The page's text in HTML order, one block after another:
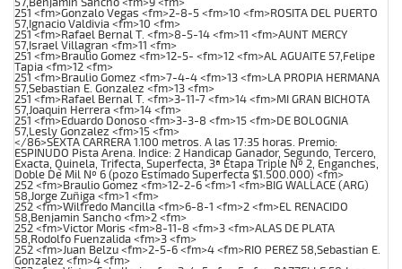
251 <fm>Gonzalo Vegas <fm>2-8-5 <fm>10 <fm>ROSITA DEL PUERTO
57,Ignacio Valdivia <fm>10 <fm>
251 <fm>Rafael Bernal T. <fm>8-5-14 <fm>11 <fm>AUNT MERCY
57,Israel Villagran <fm>11 <fm>
251 <fm>Braulio Gomez <fm>12-5- <fm>12 <fm>AL AGUAITE 57,Felipe
Tapia <fm>12 <fm>
251 <fm>Braulio Gomez <fm>7-4-4 <fm>13 <fm>LA PROPIA HERMANA
57,Sebastian E. Gonzalez <fm>13 <fm>
251 <fm>Rafael Bernal T. <fm>3-11-7 <fm>14 <fm>MI GRAN BICHOTA
57,Joaquin Herrera <fm>14 <fm>
251 <fm>Eduardo Donoso <fm>3-3-8 <fm>15 <fm>DE BOLOGNIA
57,Lesly Gonzalez <fm>15 <fm>
</86>SEXTA CARRERA 1.100 metros. A las 17:35 horas. Premio:
ESPINUDO Pista Arena. Indice: 2 Handicap Ganador, Segundo, Tercero,
Exacta, Quinela, Trifecta, Superfecta, 3ª Etapa Triple Nº 2, Enganches,
Doble De Mil Nº 6 (pozo Estimado Superfecta $1.500.000) <fm>
252 <fm>Braulio Gomez <fm>12-2-6 <fm>1 <fm>BIG WALLACE (ARG)
58,Jorge Zuñiga <fm>1 <fm>
252 <fm>Wilfredo Mancilla <fm>6-8-1 <fm>2 <fm>EL RENACIDO
58,Benjamin Sancho <fm>2 <fm>
252 <fm>Victor Moris <fm>8-11-8 <fm>3 <fm>ALAS DE PLATA
58,Rodolfo Fuenzalida <fm>3 <fm>
252 <fm>Juan Belzu <fm>2-5-6 <fm>4 <fm>RIO PEREZ 58,Sebastian E.
Gonzalez <fm>4 <fm>